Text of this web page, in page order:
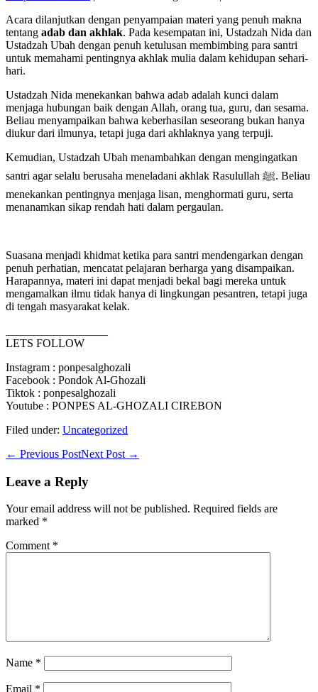
Acara dilanjutkan dengan penyampaian materi yang penuh makna
tentang adab dan akhlak. Pada kesempatan ini, Ustadzah Nida dan
Ustadzah Ubah dengan penuh ketulusan membimbing para santri
untuk memahami pentingnya akhlak mulia dalam kehidupan sehari-
hari.
Ustadzah Nida menekankan bahwa adab adalah kunci dalam
menjaga hubungan baik dengan Allah, orang tua, guru, dan sesama.
Beliau menyampaikan bahwa keberhasilan seseorang bukan hanya
diukur dari ilmunya, tetapi juga dari akhlaknya yang terpuji.
Kemudian, Ustadzah Ubah menambahkan dengan mengingatkan
santri agar selalu berusaha meneladani akhlak Rasulullah ﷺ. Beliau
menekankan pentingnya menjaga lisan, menghormati guru, serta
menanamkan sikap rendah hati dalam pergaulan.
Suasana menjadi khidmat ketika para santri mendengarkan dengan
penuh perhatian, mencatat pelajaran berharga yang disampaikan.
Harapannya, materi ini dapat menjadi bekal bagi mereka untuk
mengamalkan ilmu tidak hanya di lingkungan pesantren, tetapi juga
di tengah masyarakat kelak.
LETS FOLLOW
Instagram : ponpesalghozali
Facebook : Pondok Al-Ghozali
Tiktok : ponpesalghozali
Youtube : PONPES AL-GHOZALI CIREBON
Filed under: Uncategorized
Post
← Previous PostNext Post →
Leave a Reply
Your email address will not be published. Required fields are
marked *
Comment *
Name *
Email *